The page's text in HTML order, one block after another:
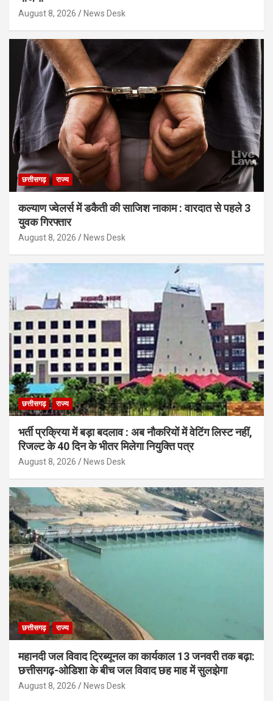
August 8, 2026 News Desk
छत्तीसगढ़ राज्य
कल्याण ज्वेलर्स में डकैती की साजिश नाकाम : वारदात से पहले 3
युवक गिरफ्तार
August 8, 2026 News Desk
छत्तीसगढ़ राज्य
भर्ती प्रक्रिया में बड़ा बदलाव : अब नौकरियों में वेटिंग लिस्ट नहीं,
रिजल्ट के 40 दिन के भीतर मिलेगा नियुक्ति पत्र
August 8, 2026 News Desk
छत्तीसगढ़ राज्य
महानदी जल विवाद ट्रिब्यूनल का कार्यकाल 13 जनवरी तक बढ़ा:
छत्तीसगढ़-ओडिशा के बीच जल विवाद छह माह में सुलझेगा
August 8, 2026 News Desk